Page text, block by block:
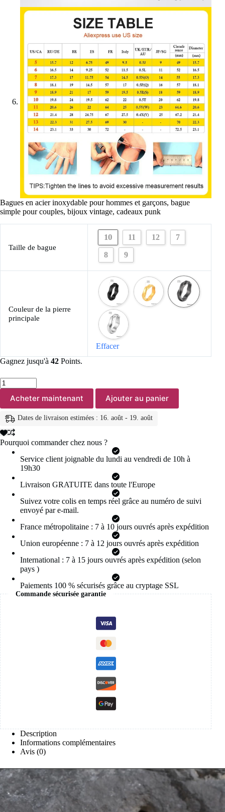
Bagues en acier inoxydable pour hommes et garçons, bague
simple pour couples, bijoux vintage, cadeaux punk
Taille de bague
10 11 12 7
8 9
Couleur de la pierre
principale
Effacer
Gagnez jusqu'à 42 Points.
quantité
de
Bagues
en
acier
inoxydable
pour
hommes
garçons,
simple
couples,
vintage,
cadeaux
Acheter maintenant Ajouter au panier
Dates de livraison estimées : 16. août - 19. août
Pourquoi commander chez nous ?
Service client joignable du lundi au vendredi de 10h à
19h30
Livraison GRATUITE dans toute l'Europe
Suivez votre colis en temps réel grâce au numéro de suivi
envoyé par e-mail.
France métropolitaine : 7 à 10 jours ouvrés après expédition
Union européenne : 7 à 12 jours ouvrés après expédition
International : 7 à 15 jours ouvrés après expédition (selon
pays )
Paiements 100 % sécurisés grâce au cryptage SSL
Commande sécurisée garantie
Description
Informations complémentaires
Avis (0)